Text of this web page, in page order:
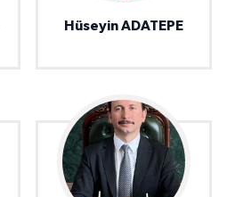
Hüseyin ADATEPE